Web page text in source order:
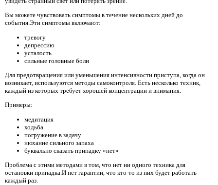
Вы можете чувствовать симптомы в течение нескольких дней до
события.Эти симптомы включают:
тревогу
депрессию
усталость
сильные головные боли
Для предотвращения или уменьшения интенсивности приступа, когда он
возникает, используются методы самоконтроля. Есть несколько техник,
каждый из которых требует хорошей концентрации и внимания.
Примеры:
медитация
ходьба
погружение в задачу
нюхание сильного запаха
буквально сказать припадку «нет»
Проблема с этими методами в том, что нет ни одного техника для
остановки припадка.И нет гарантии, что кто-то из них будет работать
каждый раз.